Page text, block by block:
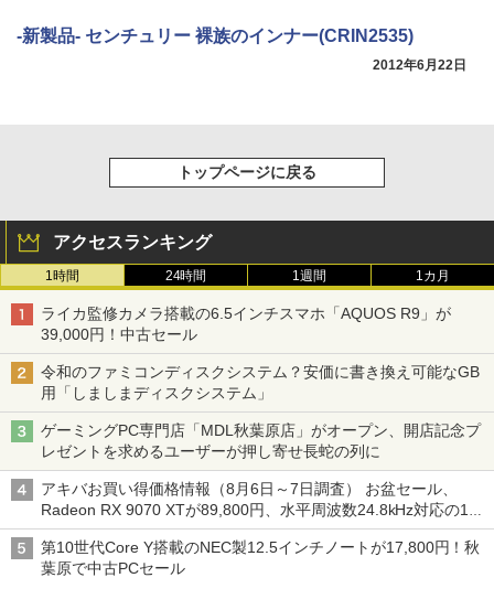
-新製品- センチュリー 裸族のインナー(CRIN2535)
2012年6月22日
トップページに戻る
アクセスランキング
1時間 24時間 1週間 1カ月
ライカ監修カメラ搭載の6.5インチスマホ「AQUOS R9」が
39,000円！中古セール
令和のファミコンディスクシステム？安価に書き換え可能なGB
用「しましまディスクシステム」
ゲーミングPC専門店「MDL秋葉原店」がオープン、開店記念プ
レゼントを求めるユーザーが押し寄せ長蛇の列に
アキバお買い得価格情報（8月6日～7日調査） お盆セール、
Radeon RX 9070 XTが89,800円、水平周波数24.8kHz対応の17
型モニターが9,801円、暑さ指数連動セール ほか
第10世代Core Y搭載のNEC製12.5インチノートが17,800円！秋
葉原で中古PCセール